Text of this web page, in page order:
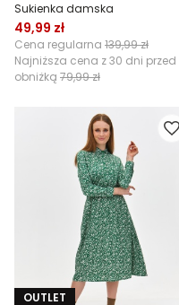
Sukienka damska
49,99 zł
Cena regularna 139,99 zł
Najniższa cena z 30 dni przed
obniżką 79,99 zł
OUTLET